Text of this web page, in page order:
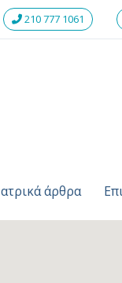
210 777 1061
άρθρα